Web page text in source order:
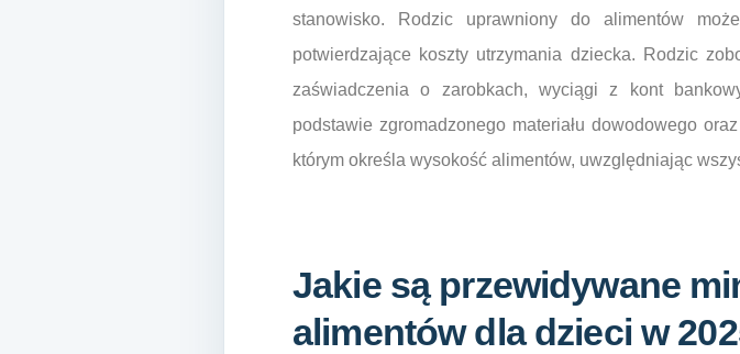
stanowisko. Rodzic uprawniony do alimentów
potwierdzające koszty utrzymania dziecka. Rodzic
zaświadczenia o zarobkach, wyciągi z kont
podstawie zgromadzonego materiału dowodowego
którym określa wysokość alimentów, uwzględniając
Jakie są przewidywane
alimentów dla dzieci w